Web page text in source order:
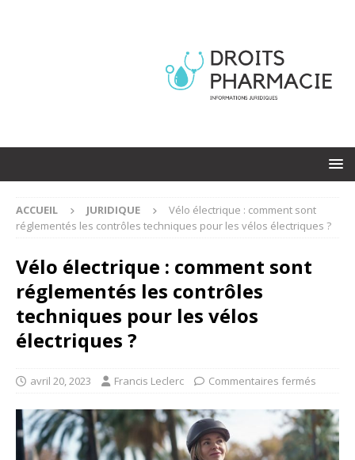
ACCUEIL JURIDIQUE
Vélo électrique : comment sont
réglementés les contrôles techniques pour les vélos électriques ?
Vélo électrique : comment sont
réglementés les contrôles
techniques pour les vélos
électriques ?
avril 20, 2023 Francis Leclerc Commentaires fermés